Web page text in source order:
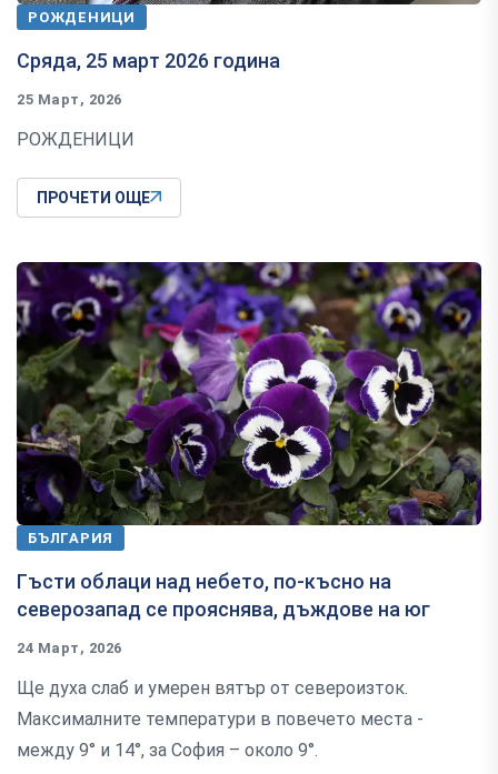
РОЖДЕНИЦИ
Сряда, 25 март 2026 година
25 Март, 2026
РОЖДЕНИЦИ
ПРОЧЕТИ ОЩЕ
БЪЛГАРИЯ
Гъсти облаци над небето, по-късно на
северозапад се прояснява, дъждове на юг
24 Март, 2026
Ще духа слаб и умерен вятър от североизток.
Максималните температури в повечето места -
между 9° и 14°, за София – около 9°.